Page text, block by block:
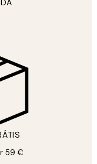
59 €